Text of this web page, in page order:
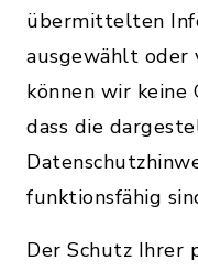
übermittelten
ausgewählt oder
können wir keine
dass die
funktionsfähig
Der Schutz Ihrer